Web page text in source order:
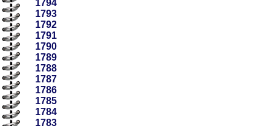
1794
1793
1792
1791
1790
1789
1788
1787
1786
1785
1784
1783